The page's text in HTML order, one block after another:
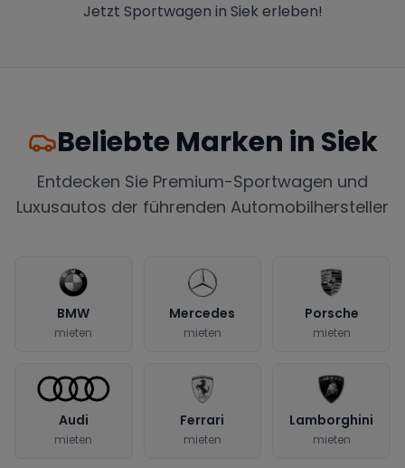
Jetzt Sportwagen in Siek erleben!
Beliebte Marken in Siek
Entdecken Sie Premium-Sportwagen und
Luxusautos der führenden Automobilhersteller
BMW
mieten
Mercedes
mieten
Porsche
mieten
Audi
mieten
Ferrari
mieten
Lamborghini
mieten